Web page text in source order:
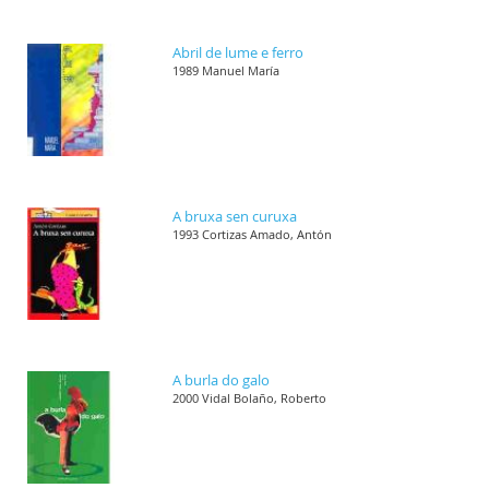
Abril de lume e ferro
1989 Manuel María
A bruxa sen curuxa
1993 Cortizas Amado, Antón
A burla do galo
2000 Vidal Bolaño, Roberto